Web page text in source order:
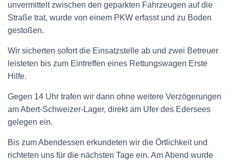
unvermittelt zwischen den geparkten Fahrzeugen auf die
Straße trat, wurde von einem PKW erfasst und zu Boden
gestoßen.
Wir sicherten sofort die Einsatzstelle ab und zwei Betreuer
leisteten bis zum Eintreffen eines Rettungswagen Erste
Hilfe.
Gegen 14 Uhr trafen wir dann ohne weitere Verzögerungen
am Abert-Schweizer-Lager, direkt am Ufer des Edersees
gelegen ein.
Bis zum Abendessen erkundeten wir die Örtlichkeit und
richteten uns für die nächsten Tage ein. Am Abend wurde